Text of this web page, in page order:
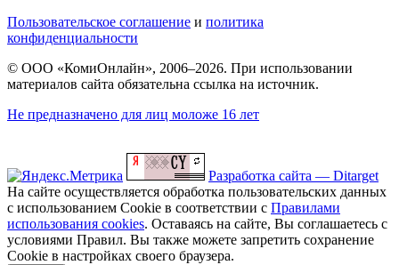
Пользовательское соглашение и политика
конфиденциальности
© ООО «КомиОнлайн», 2006–2026. При использовании
материалов сайта обязательна ссылка на источник.
Не предназначено для лиц моложе 16 лет
Разработка сайта — Ditarget
На сайте осуществляется обработка пользовательских данных
с использованием Cookie в соответствии с Правилами
использования cookies. Оставаясь на сайте, Вы соглашаетесь с
условиями Правил. Вы также можете запретить сохранение
Cookie в настройках своего браузера.